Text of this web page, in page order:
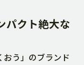
パクト絶大な
おう」のブランド